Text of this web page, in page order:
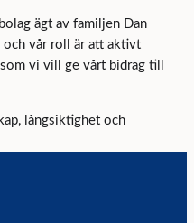
ägt av familjen Dan
vår roll är att aktivt
vi vill ge vårt bidrag till
långsiktighet och